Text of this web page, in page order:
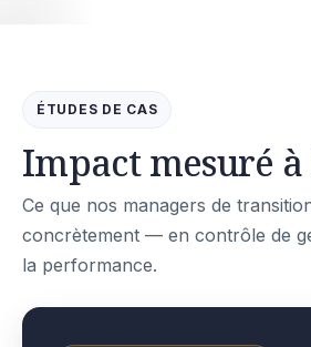
ÉTUDES DE CAS
Impact mesuré à
Ce que nos managers de
concrètement — en contrôle de
la performance.